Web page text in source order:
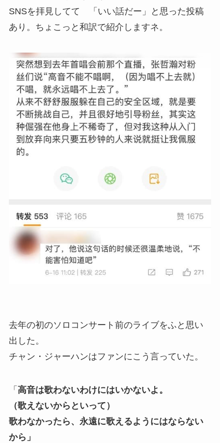
SNSを拝見してて 「いい話だー」と思った投稿
あり。ちょこっと和訳で紹介しますネ。
去年の初のソロコンサート前のライブをふと思い
出した。
チャン・ジャーハンはファンにこう言っていた。
「 高音は歌わないわけにはいかないよ。
（歌えないからといって）
歌わなかったら、永遠に歌えるようにはならない
から」